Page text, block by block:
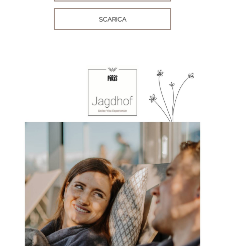
SCARICA